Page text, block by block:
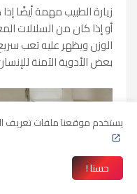
زيارة الطبيب مهمة أيضًا
أو إذا كان من السلالات
الوزن ويظهر عليه تعب
بعض الأدوية الآمنة
يستخدم موقعنا ملفات تعريف
حسنا !